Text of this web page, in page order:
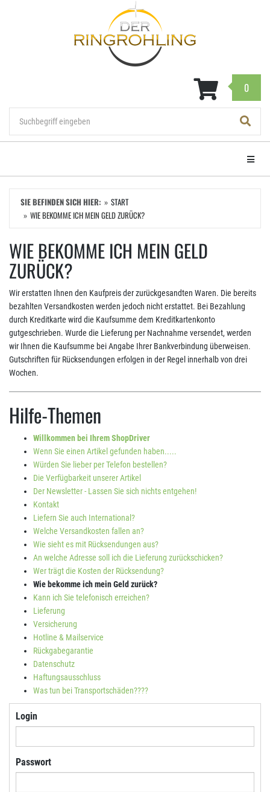
0
SIE BEFINDEN SICH HIER:
START
WIE BEKOMME ICH MEIN GELD ZURÜCK?
WIE BEKOMME ICH MEIN GELD
ZURÜCK?
Wir erstatten Ihnen den Kaufpreis der zurückgesandten Waren. Die bereits
bezahlten Versandkosten werden jedoch nicht erstattet. Bei Bezahlung
durch Kreditkarte wird die Kaufsumme dem Kreditkartenkonto
gutgeschrieben. Wurde die Lieferung per Nachnahme versendet, werden
wir Ihnen die Kaufsumme bei Angabe Ihrer Bankverbindung überweisen.
Gutschriften für Rücksendungen erfolgen in der Regel innerhalb von drei
Wochen.
Hilfe-Themen
Willkommen bei Ihrem ShopDriver
Wenn Sie einen Artikel gefunden haben.....
Würden Sie lieber per Telefon bestellen?
Die Verfügbarkeit unserer Artikel
Der Newsletter - Lassen Sie sich nichts entgehen!
Kontakt
Liefern Sie auch International?
Welche Versandkosten fallen an?
Wie sieht es mit Rücksendungen aus?
An welche Adresse soll ich die Lieferung zurückschicken?
Wer trägt die Kosten der Rücksendung?
Wie bekomme ich mein Geld zurück?
Kann ich Sie telefonisch erreichen?
Lieferung
Versicherung
Hotline & Mailservice
Rückgabegarantie
Datenschutz
Haftungsausschluss
Was tun bei Transportschäden????
Login
Passwort